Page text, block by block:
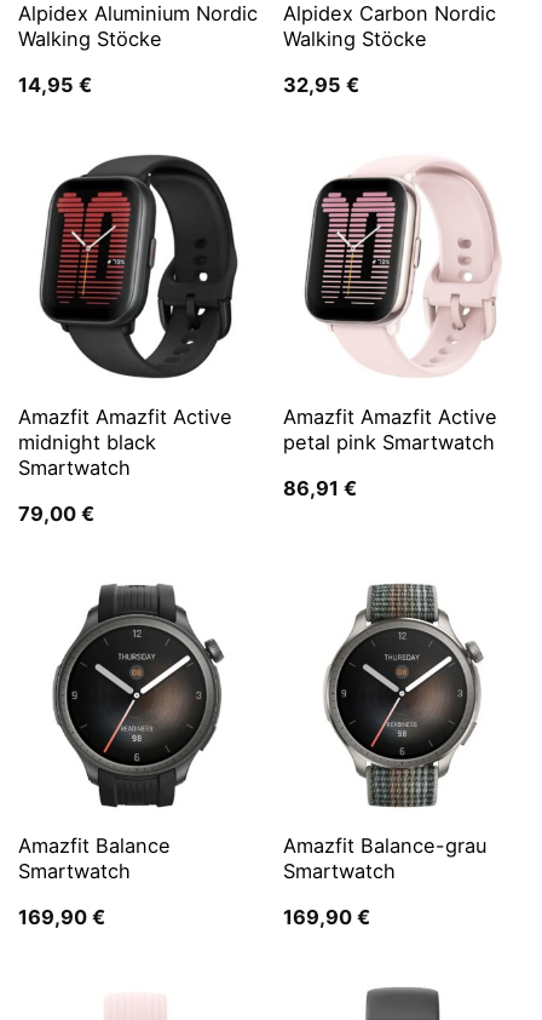
Alpidex Aluminium Nordic
Walking Stöcke
14,95 €
Alpidex Carbon Nordic
Walking Stöcke
32,95 €
Amazfit Amazfit Active
midnight black
Smartwatch
79,00 €
Amazfit Amazfit Active
petal pink Smartwatch
86,91 €
Amazfit Balance
Smartwatch
169,90 €
Amazfit Balance-grau
Smartwatch
169,90 €